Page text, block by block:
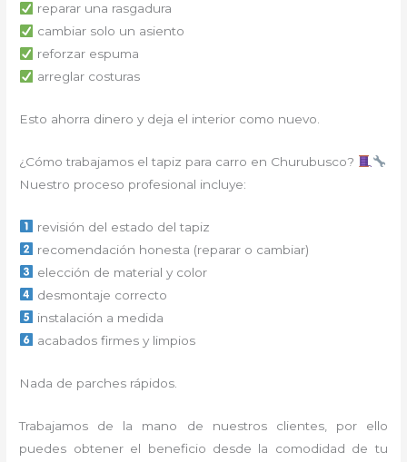
reparar una rasgadura
cambiar solo un asiento
reforzar espuma
arreglar costuras
Esto ahorra dinero y deja el interior como nuevo.
¿Cómo trabajamos el tapiz para carro en Churubusco?
Nuestro proceso profesional incluye:
revisión del estado del tapiz
recomendación honesta (reparar o cambiar)
elección de material y color
desmontaje correcto
instalación a medida
acabados firmes y limpios
Nada de parches rápidos.
Trabajamos de la mano de nuestros clientes, por ello
puedes obtener el beneficio desde la comodidad de tu